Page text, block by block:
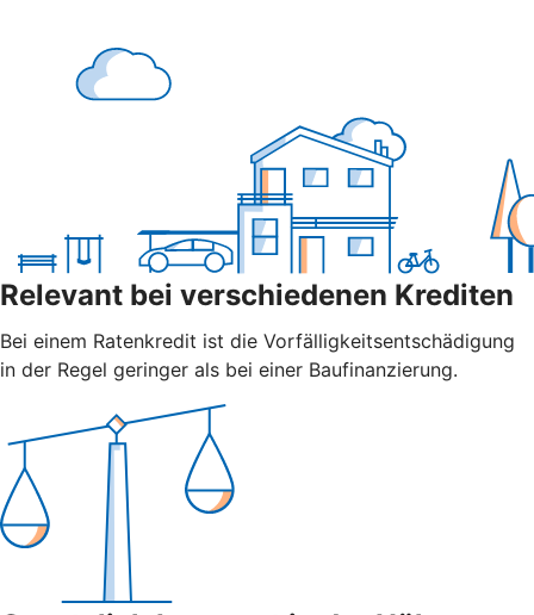
Relevant bei verschiedenen Krediten
Bei einem Ratenkredit ist die Vorfälligkeitsentschädigung
in der Regel geringer als bei einer Baufinanzierung.